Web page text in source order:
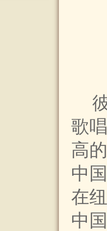
歌
高
中
在
中